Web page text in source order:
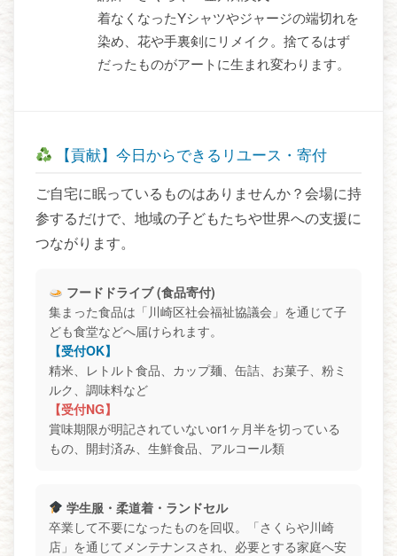
着なくなったYシャツやジャージの端切れを
染め、花や手裏剣にリメイク。捨てるはず
だったものがアートに生まれ変わります。
【貢献】今日からできるリユース・寄付
ご自宅に眠っているものはありませんか？会場に持
参するだけで、地域の子どもたちや世界への支援に
つながります。
フードドライブ (食品寄付)
集まった食品は「川崎区社会福祉協議会」を通じて子
ども食堂などへ届けられます。
【受付OK】
精米、レトルト食品、カップ麺、缶詰、お菓子、粉ミ
ルク、調味料など
【受付NG】
賞味期限が明記されていないor1ヶ月半を切っている
もの、開封済み、生鮮食品、アルコール類
学生服・柔道着・ランドセル
卒業して不要になったものを回収。「さくらや川崎
店」を通じてメンテナンスされ、必要とする家庭へ安